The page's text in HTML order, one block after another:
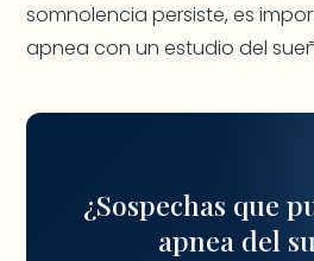
somnolencia persiste, es
apnea con un estudio del
¿Sospechas que
apnea del